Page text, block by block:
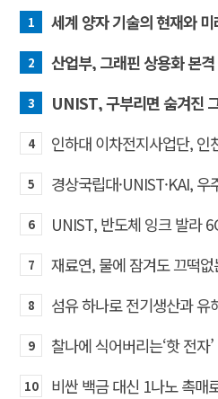
1
2
3
4
5 경상국립대·UNIST·KAI,
6
7 재료연, 물에 잠겨도 끄떡
8 섬유 하나로 전기생산과 유
9
10 비싼 백금 대신 1나노 촉매